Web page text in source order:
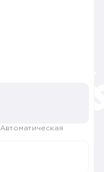
Автоматическая